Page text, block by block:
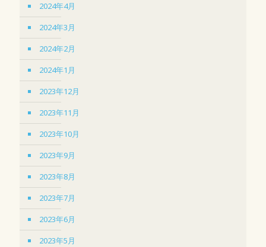
2024年4月
2024年3月
2024年2月
2024年1月
2023年12月
2023年11月
2023年10月
2023年9月
2023年8月
2023年7月
2023年6月
2023年5月